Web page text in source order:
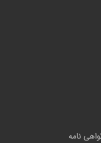
نامه